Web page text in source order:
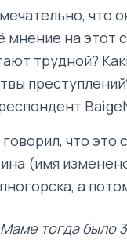
что
мнение на этот
трудной?
что это
(имя
а
тогда было